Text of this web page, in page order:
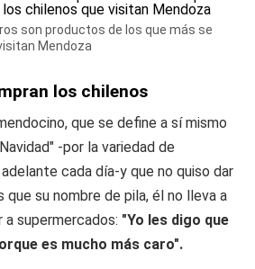
son productos de los que más se
Mendoza
los chilenos
que se define a sí mismo
-por la variedad de
cada día-y que no quiso dar
su nombre de pila, él no lleva a
supermercados: "Yo les digo que
es mucho más caro".